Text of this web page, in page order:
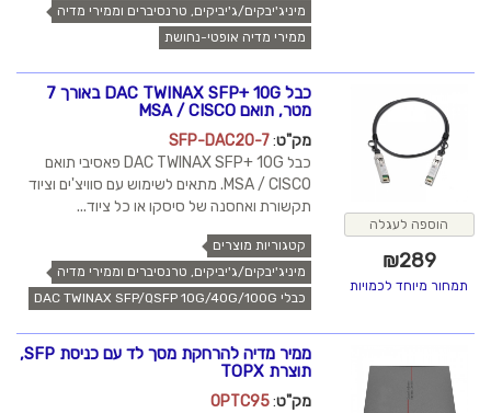
מיניג'יבקים/ג'יביקים, טרנסיברים וממירי מדיה
ממירי מדיה אופטי-נחושת
הוספה לעגלה
₪289
תמחור מיוחד לכמויות
כבל DAC TWINAX SFP+ 10G באורך 7
מטר, תואם MSA / CISCO
מק"ט:
SFP-DAC20-7
כבל DAC TWINAX SFP+ 10G פאסיבי תואם
MSA / CISCO. מתאים לשימוש עם סוויצ'ים וציוד
תקשורת ואחסנה של סיסקו או כל ציוד...
קטגוריות מוצרים
מיניג'יבקים/ג'יביקים, טרנסיברים וממירי מדיה
כבלי DAC TWINAX SFP/QSFP 10G/40G/100G
ממיר מדיה להרחקת מסך לד עם כניסת SFP,
תוצרת TOPX
מק"ט:
OPTC95